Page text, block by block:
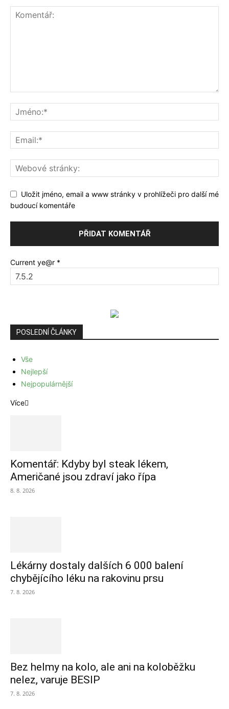
Uložit jméno, email a www stránky v prohlížeči pro další mé
budoucí komentáře
Current ye@r *
POSLEDNÍ ČLÁNKY
Vše
Nejlepší
Nejpopulárnější
Více
Komentář: Kdyby byl steak lékem,
Američané jsou zdraví jako řípa
8. 8. 2026
Lékárny dostaly dalších 6 000 balení
chybějícího léku na rakovinu prsu
7. 8. 2026
Bez helmy na kolo, ale ani na koloběžku
nelez, varuje BESIP
7. 8. 2026